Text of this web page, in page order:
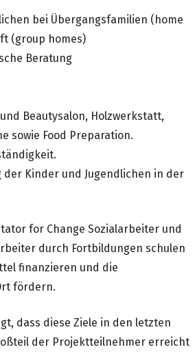
bei Übergangsfamilien (home
(group homes)
Beratung
Beautysalon, Holzwerkstatt,
sowie Food Preparation.
der Kinder und Jugendlichen in der
for Change Sozialarbeiter und
durch Fortbildungen schulen
finanzieren und die
fördern.
dass diese Ziele in den letzten
der Projektteilnehmer erreicht